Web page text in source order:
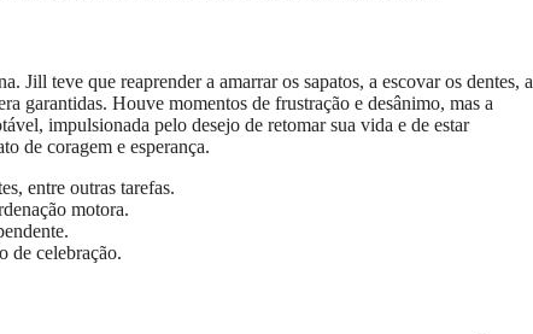
Jill teve que reaprender a amarrar os sapatos, a escovar os dentes, a
garantidas. Houve momentos de frustração e desânimo, mas a
impulsionada pelo desejo de retomar sua vida e de estar
de coragem e esperança.
entre outras tarefas.
motora.
de celebração.